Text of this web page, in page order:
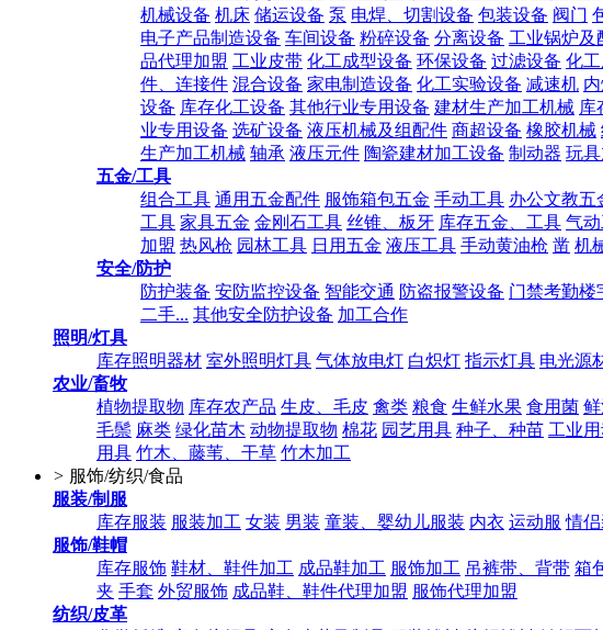
机械设备 机床 储运设备 泵 电焊、切割设备 包装设备 阀门
电子产品制造设备 车间设备 粉碎设备 分离设备 工业锅炉及
品代理加盟 工业皮带 化工成型设备 环保设备 过滤设备 化
件、连接件 混合设备 家电制造设备 化工实验设备 减速机
设备 库存化工设备 其他行业专用设备 建材生产加工机械 库
业专用设备 选矿设备 液压机械及组配件 商超设备 橡胶机械
生产加工机械 轴承 液压元件 陶瓷建材加工设备 制动器 玩
五金/工具
组合工具 通用五金配件 服饰箱包五金 手动工具 办公文教五
工具 家具五金 金刚石工具 丝锥、板牙 库存五金、工具 气
加盟 热风枪 园林工具 日用五金 液压工具 手动黄油枪 凿 机
安全/防护
防护装备 安防监控设备 智能交通 防盗报警设备 门禁考勤楼
二手... 其他安全防护设备 加工合作
照明/灯具
库存照明器材 室外照明灯具 气体放电灯 白炽灯 指示灯具 电光源
农业/畜牧
植物提取物 库存农产品 生皮、毛皮 禽类 粮食 生鲜水果 食用菌
毛鬃 麻类 绿化苗木 动物提取物 棉花 园艺用具 种子、种苗 工业
用具 竹木、藤苇、干草 竹木加工
> 服饰/纺织/食品
服装/制服
库存服装 服装加工 女装 男装 童装、婴幼儿服装 内衣 运动服 情
服饰/鞋帽
库存服饰 鞋材、鞋件加工 成品鞋加工 服饰加工 吊裤带、背带 箱
夹 手套 外贸服饰 成品鞋、鞋件代理加盟 服饰代理加盟
纺织/皮革